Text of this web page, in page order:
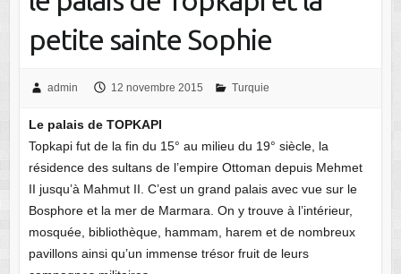
petite sainte Sophie
admin 12 novembre 2015 Turquie
Le palais de TOPKAPI
Topkapi fut de la fin du 15° au milieu du 19° siècle, la
résidence des sultans de l’empire Ottoman depuis Mehmet
II jusqu’à Mahmut II. C’est un grand palais avec vue sur le
Bosphore et la mer de Marmara. On y trouve à l’intérieur,
mosquée, bibliothèque, hammam, harem et de nombreux
pavillons ainsi qu’un immense trésor fruit de leurs